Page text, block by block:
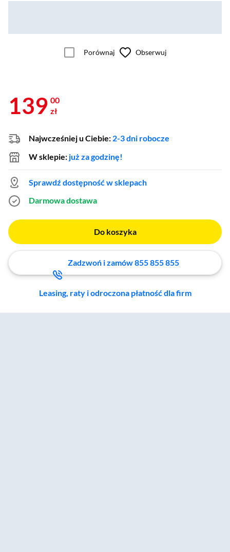
Porównaj Obserwuj
139 00
zł
Najwcześniej u Ciebie: 2-3 dni robocze
W sklepie: już za godzinę!
Sprawdź dostępność w sklepach
Darmowa dostawa
Do koszyka
Zadzwoń i zamów 855 855 855
Leasing, raty i odroczona płatność dla firm